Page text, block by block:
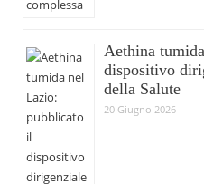
Aethina
dispositivo
della Salute
20 Giugno 2026